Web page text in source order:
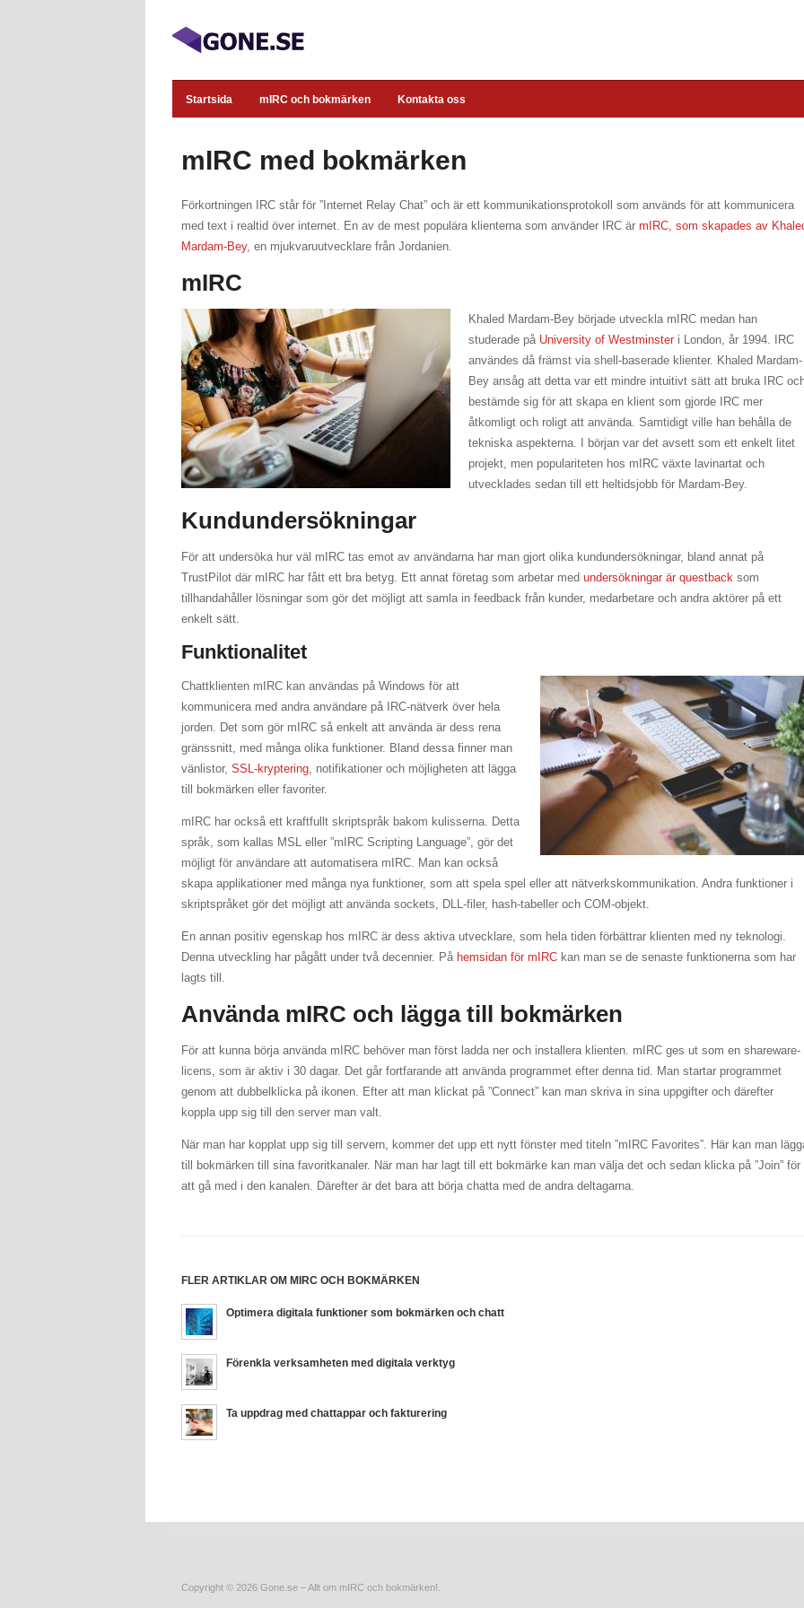
Startsida mIRC och bokmärken Kontakta oss
mIRC med bokmärken
Förkortningen IRC står för ”Internet Relay Chat” och är ett kommunikationsprotokoll som används för att kommunicera
med text i realtid över internet. En av de mest populära klienterna som använder IRC är mIRC, som skapades av
Mardam-Bey, en mjukvaruutvecklare från Jordanien.
mIRC
Khaled Mardam-Bey började utveckla mIRC medan han
studerade på University of Westminster i London, år 1994. IRC
användes då främst via shell-baserade klienter. Khaled Mardam-
Bey ansåg att detta var ett mindre intuitivt sätt att bruka IRC
bestämde sig för att skapa en klient som gjorde IRC mer
åtkomligt och roligt att använda. Samtidigt ville han behålla de
tekniska aspekterna. I början var det avsett som ett enkelt litet
projekt, men populariteten hos mIRC växte lavinartat och
utvecklades sedan till ett heltidsjobb för Mardam-Bey.
Kundundersökningar
För att undersöka hur väl mIRC tas emot av användarna har man gjort olika kundundersökningar, bland annat på
TrustPilot där mIRC har fått ett bra betyg. Ett annat företag som arbetar med undersökningar är questback som
tillhandahåller lösningar som gör det möjligt att samla in feedback från kunder, medarbetare och andra aktörer på ett
enkelt sätt.
Funktionalitet
Chattklienten mIRC kan användas på Windows för att
kommunicera med andra användare på IRC-nätverk över hela
jorden. Det som gör mIRC så enkelt att använda är dess rena
gränssnitt, med många olika funktioner. Bland dessa finner man
vänlistor, SSL-kryptering, notifikationer och möjligheten att lägga
till bokmärken eller favoriter.
mIRC har också ett kraftfullt skriptspråk bakom kulisserna. Detta
språk, som kallas MSL eller ”mIRC Scripting Language”, gör det
möjligt för användare att automatisera mIRC. Man kan också
skapa applikationer med många nya funktioner, som att spela spel eller att nätverkskommunikation. Andra funktioner i
skriptspråket gör det möjligt att använda sockets, DLL-filer, hash-tabeller och COM-objekt.
En annan positiv egenskap hos mIRC är dess aktiva utvecklare, som hela tiden förbättrar klienten med ny teknologi.
Denna utveckling har pågått under två decennier. På hemsidan för mIRC kan man se de senaste funktionerna som har
lagts till.
Använda mIRC och lägga till bokmärken
För att kunna börja använda mIRC behöver man först ladda ner och installera klienten. mIRC ges ut som en shareware-
licens, som är aktiv i 30 dagar. Det går fortfarande att använda programmet efter denna tid. Man startar programmet
genom att dubbelklicka på ikonen. Efter att man klickat på ”Connect” kan man skriva in sina uppgifter och därefter
koppla upp sig till den server man valt.
När man har kopplat upp sig till servern, kommer det upp ett nytt fönster med titeln ”mIRC Favorites”. Här kan man
till bokmärken till sina favoritkanaler. När man har lagt till ett bokmärke kan man välja det och sedan klicka på ”Join” för
att gå med i den kanalen. Därefter är det bara att börja chatta med de andra deltagarna.
FLER ARTIKLAR OM MIRC OCH BOKMÄRKEN
Optimera digitala funktioner som bokmärken och chatt
Förenkla verksamheten med digitala verktyg
Ta uppdrag med chattappar och fakturering
Copyright © 2026 Gone.se – Allt om mIRC och bokmärken!.